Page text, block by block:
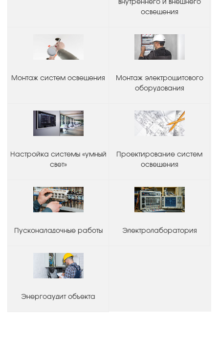
освещения
Монтаж систем освещения
Монтаж электрощитового
оборудования
Настройка системы «умный
свет»
Проектирование систем
освещения
Пусконаладочные работы Электролаборатория
Энергоаудит объекта